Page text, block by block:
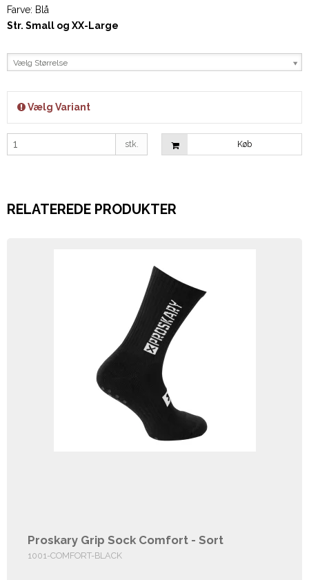
Farve: Blå
Str. Small og XX-Large
Vælg Størrelse
Vælg Variant
stk. Køb
RELATEREDE PRODUKTER
Proskary Grip Sock Comfort - Sort
1001-COMFORT-BLACK